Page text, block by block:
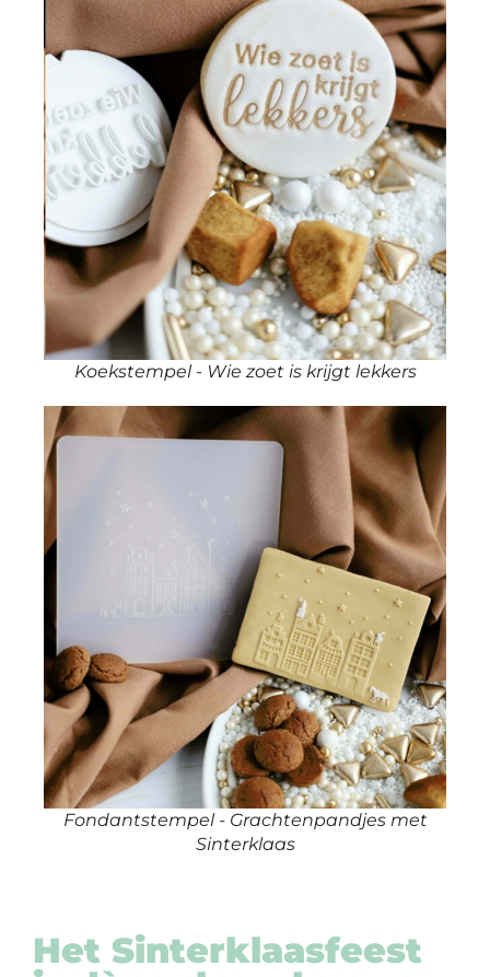
Koekstempel - Wie zoet is krijgt lekkers
Fondantstempel - Grachtenpandjes met
Sinterklaas
Het Sinterklaasfeest